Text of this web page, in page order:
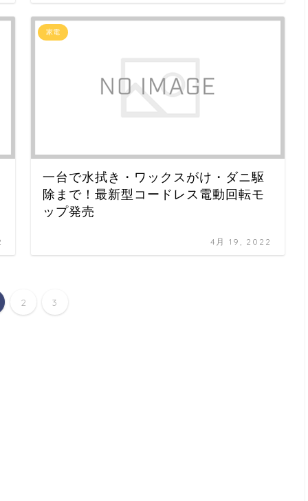
家電
一台で水拭き・ワックスがけ・ダニ駆
除まで！最新型コードレス電動回転モ
ップ発売
4月 19, 2022
2 3